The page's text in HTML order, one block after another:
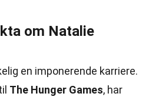
om Natalie
en imponerende karriere.
The Hunger Games, har